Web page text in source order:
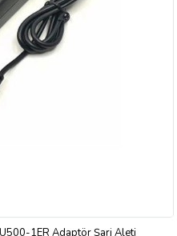
1ER Adaptör Şarj Aleti